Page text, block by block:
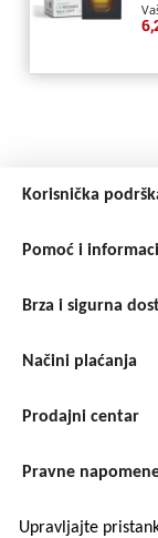
Korisnička
Pomoć i
Brza i sigurna
Načini plaćanja
Prodajni centar
Pravne
Upravljajte